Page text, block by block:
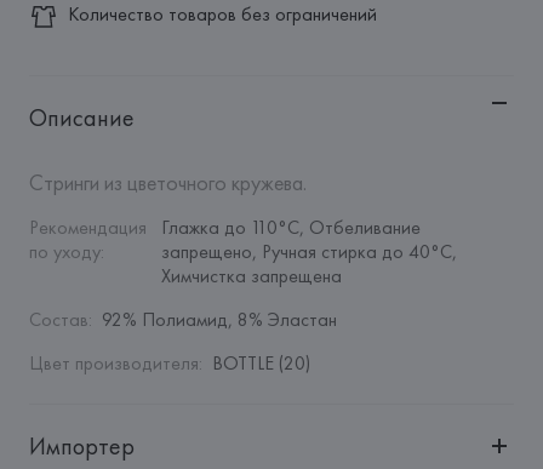
Количество товаров без ограничений
Описание
Стринги из цветочного кружева.
Рекомендация
по уходу:
Глажка до 110°C, Отбеливание
запрещено, Ручная стирка до 40°C,
Химчистка запрещена
Состав: 92% Полиамид, 8% Эластан
Цвет производителя: BOTTLE (20)
Импортер